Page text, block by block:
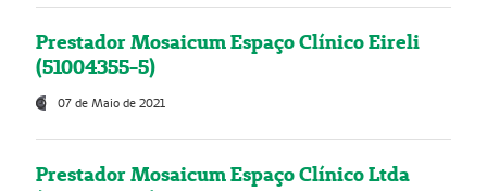
Prestador Mosaicum Espaço Clínico Eireli
(51004355-5)
07 de Maio de 2021
Prestador Mosaicum Espaço Clínico Ltda